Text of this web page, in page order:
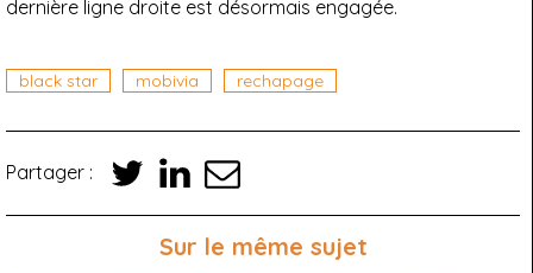
dernière ligne droite est désormais engagée.
black star mobivia rechapage
Partager :
Sur le même sujet